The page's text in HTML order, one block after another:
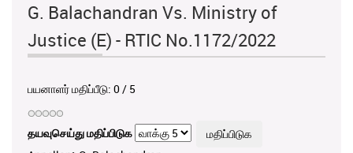
G. Balachandran Vs. Ministry of
Justice (E) - RTIC No.1172/2022
பயனாளர் மதிப்பீடு: 0/ 5
தயவுசெய்து மதிப்பிடுக